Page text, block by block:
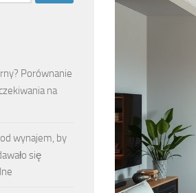
Porównanie
na
wynajem, by
się